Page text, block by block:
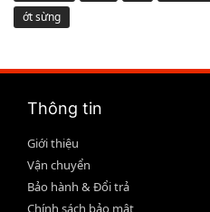
ớt sừng
Thông tin
Giới thiệu
Vận chuyển
Bảo hành & Đổi trả
Chính sách bảo mật